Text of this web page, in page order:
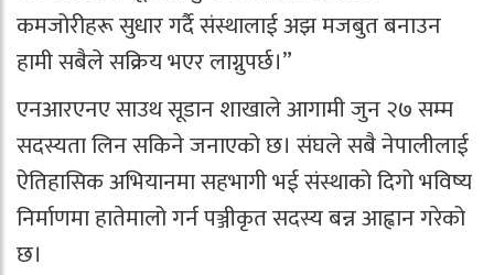
कमजोरीहरू सुधार गर्दै संस्थालाई अझ मजबुत बनाउन
हामी सबैले सक्रिय भएर लाग्नुपर्छ।”
एनआरएनए साउथ सूडान शाखाले आगामी जुन २७ सम्म
सदस्यता लिन सकिने जनाएको छ। संघले सबै नेपालीलाई
ऐतिहासिक अभियानमा सहभागी भई संस्थाको दिगो भविष्य
निर्माणमा हातेमालो गर्न पञ्जीकृत सदस्य बन्न आह्वान गरेको
छ।